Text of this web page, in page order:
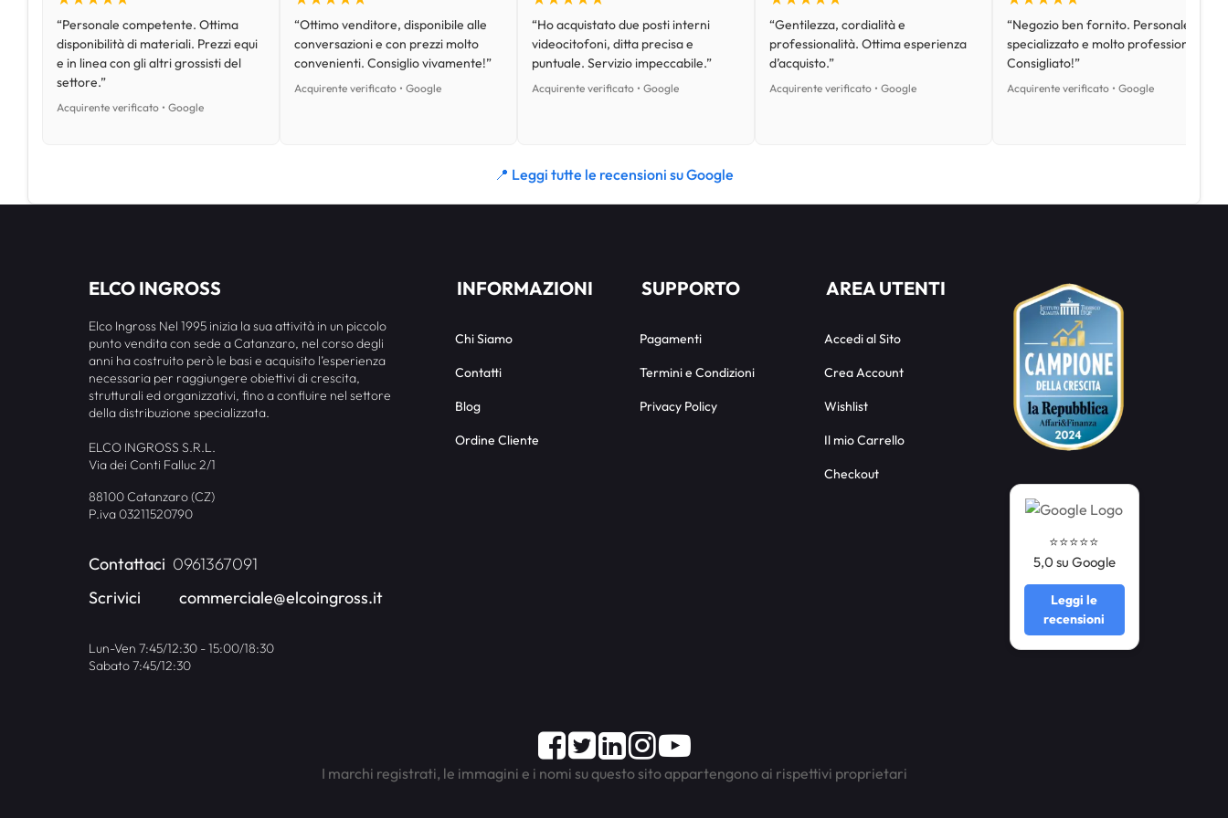
“Personale competente. Ottima
disponibilità di materiali. Prezzi equi
e in linea con gli altri grossisti del
settore.”
Acquirente verificato • Google
“Ottimo venditore, disponibile alle
conversazioni e con prezzi molto
convenienti. Consiglio vivamente!”
Acquirente verificato • Google
“Ho acquistato due posti interni
videocitofoni, ditta precisa e
puntuale. Servizio impeccabile.”
Acquirente verificato • Google
“Gentilezza, cordialità e
professionalità. Ottima esperienza
d’acquisto.”
Acquirente verificato • Google
“Negozio ben fornito. Personale
specializzato e molto professionale.
Consigliato!”
Acquirente verificato • Google
📍 Leggi tutte le recensioni su Google
ELCO INGROSS
Elco Ingross Nel 1995 inizia la sua attività in un piccolo
punto vendita con sede a Catanzaro, nel corso degli
anni ha costruito però le basi e acquisito l’esperienza
necessaria per raggiungere obiettivi di crescita,
strutturali ed organizzativi, fino a confluire nel settore
della distribuzione specializzata.
ELCO INGROSS S.R.L.
Via dei Conti Falluc 2/1
88100 Catanzaro (CZ)
P.iva 03211520790
Contattaci 0961367091
Scrivici
commerciale@elcoingross.it
Lun-Ven 7:45/12:30 - 15:00/18:30
Sabato 7:45/12:30
INFORMAZIONI
Chi Siamo
Contatti
Blog
Ordine Cliente
SUPPORTO
Pagamenti
Termini e Condizioni
Privacy Policy
AREA UTENTI
Accedi al Sito
Crea Account
Wishlist
Il mio Carrello
Checkout
⭐️⭐️⭐️⭐️⭐️
5,0 su Google
Leggi le
recensioni
Facebook
TwitterLinkedInInstagram
Youtube
I marchi registrati, le immagini e i nomi su questo sito appartengono ai rispettivi proprietari